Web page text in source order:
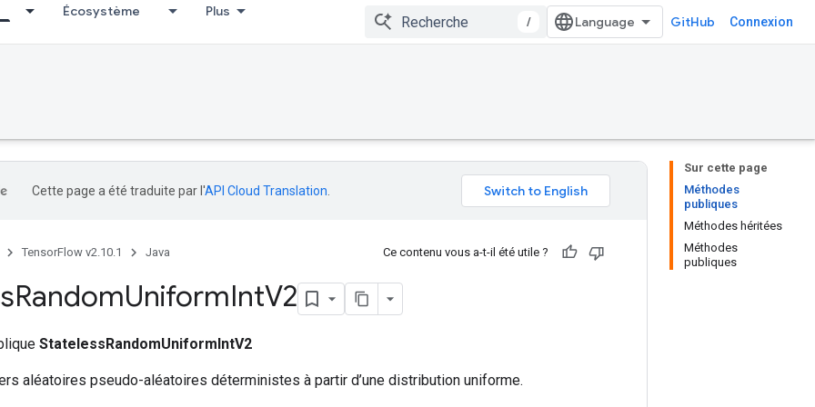
Écosystème Plus
/ GitHub Connexion
Sur cette page
Méthodes
publiques
Méthodes héritées
Méthodes
publiques
Cette page a été traduite par l'API Cloud Translation
TensorFlow v2.10.1 Java Ce contenu vous a-t-il été utile ?
RandomUniformIntV2
StatelessRandomUniformIntV2
aléatoires pseudo-aléatoires déterministes à partir d’une distribution uniforme.